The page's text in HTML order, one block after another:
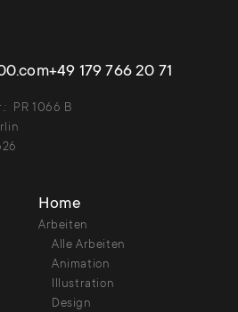
+49 179 766 20 71
PR 1066 B
Home
Arbeiten
Alle Arbeiten
Animation
Illustration
Design